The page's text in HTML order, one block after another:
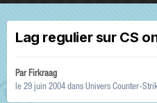
Lag regulier sur CS
ParFirkraag
le 29 juin 2004 dans Univers Counter-